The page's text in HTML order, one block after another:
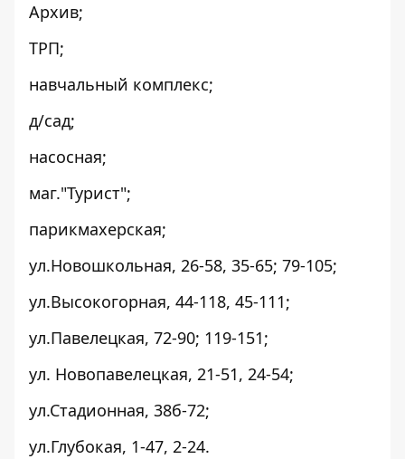
Архив;
ТРП;
навчальный комплекс;
д/сад;
насосная;
маг."Турист";
парикмахерская;
ул.Новошкольная, 26-58, 35-65; 79-105;
ул.Высокогорная, 44-118, 45-111;
ул.Павелецкая, 72-90; 119-151;
ул. Новопавелецкая, 21-51, 24-54;
ул.Стадионная, 38б-72;
ул.Глубокая, 1-47, 2-24.